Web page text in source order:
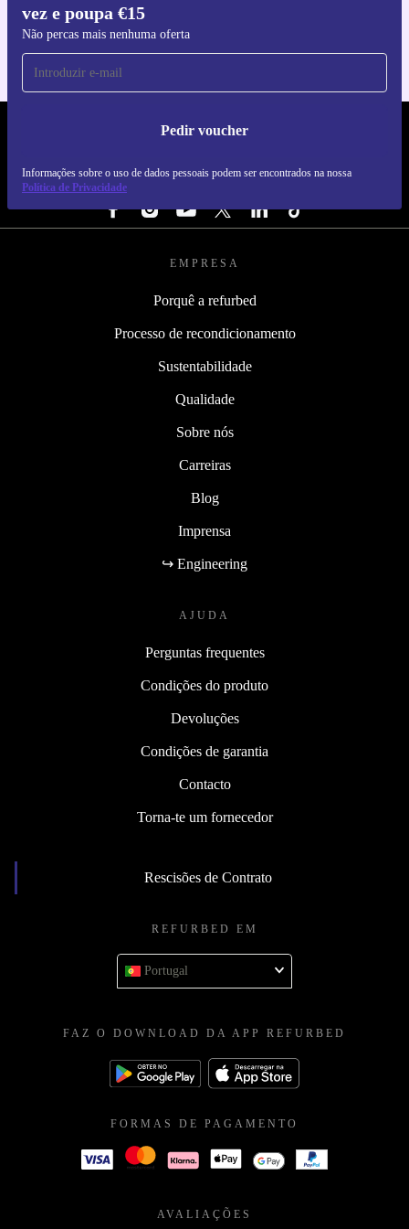
vez e poupa €15
Não percas mais nenhuma oferta
Pedir voucher
Informações sobre o uso de dados pessoais podem ser encontrados na nossa
Política de Privacidade
Para iOS e Android
REFURBED PORTUGAL - RETHINK NEW.
SEGUE-NOS
EMPRESA
Porquê a refurbed
Processo de recondicionamento
Sustentabilidade
Qualidade
Sobre nós
Carreiras
Blog
Imprensa
↪ Engineering
AJUDA
Perguntas frequentes
Condições do produto
Devoluções
Condições de garantia
Contacto
Torna-te um fornecedor
Rescisões de Contrato
REFURBED EM
Portugal
FAZ O DOWNLOAD DA APP REFURBED
FORMAS DE PAGAMENTO
AVALIAÇÕES